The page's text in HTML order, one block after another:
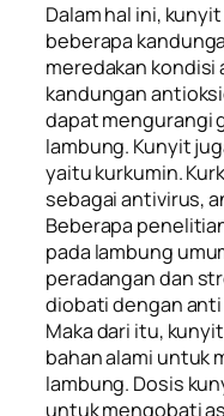
Dalam hal ini,
beberapa
meredakan kondisi
kandungan
dapat mengurangi
lambung. Kunyit
yaitu kurkumin.
sebagai antivirus,
Beberapa
pada lambung
peradangan dan
diobati dengan
Maka dari itu,
bahan alami untuk
lambung. Dosis
untuk mengobati